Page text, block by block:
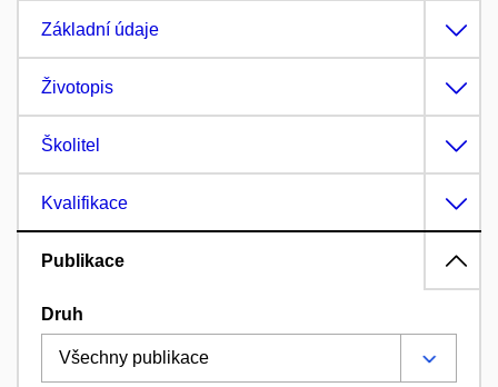
Základní údaje
Životopis
Školitel
Kvalifikace
Publikace
Druh